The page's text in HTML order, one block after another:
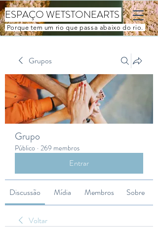
ESPAÇO WETSTONEARTS
Porque tem um rio que passa abaixo do rio.
Grupos
Grupo
Público · 269 membros
Entrar
Discussão Mídia Membros Sobre
Voltar